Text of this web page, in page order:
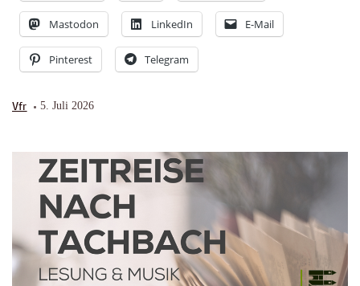
Mastodon LinkedIn E-Mail
Pinterest Telegram
Vfr 5. Juli 2026